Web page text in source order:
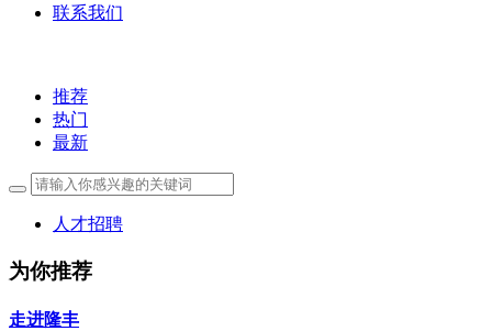
联系我们
推荐
热门
最新
人才招聘
为你推荐
走进隆丰